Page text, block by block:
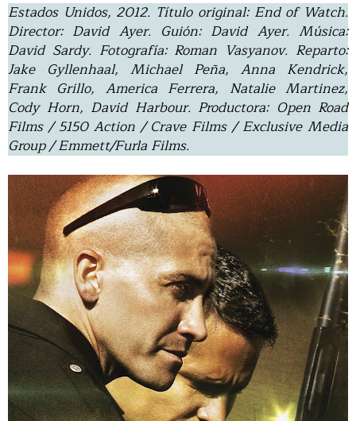
Estados Unidos, 2012. Título original: End of Watch.
Director: David Ayer. Guión: David Ayer. Música:
David Sardy. Fotografía: Roman Vasyanov. Reparto:
Jake Gyllenhaal, Michael Peña, Anna Kendrick,
Frank Grillo, America Ferrera, Natalie Martinez,
Cody Horn, David Harbour. Productora: Open Road
Films / 5150 Action / Crave Films / Exclusive Media
Group / Emmett/Furla Films.